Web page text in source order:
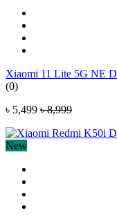
Xiaomi 11 Lite 5G NE
(0)
৳ 5,499 ৳ 8,999
New